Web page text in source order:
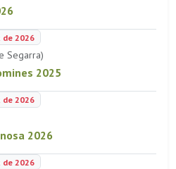
de 2026
Segarra)
2025
de 2026
2026
de 2026